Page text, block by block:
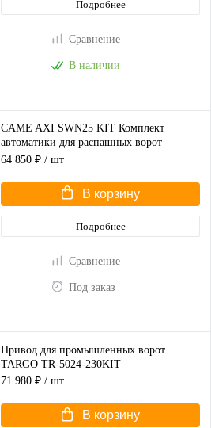
Подробнее
Сравнение
В наличии
CAME AXI SWN25 KIT Комплект
автоматики для распашных ворот
(корпус серый)
64 850 ₽ / шт
В корзину
Подробнее
Сравнение
Под заказ
Привод для промышленных ворот
TARGO TR-5024-230KIT
71 980 ₽ / шт
В корзину